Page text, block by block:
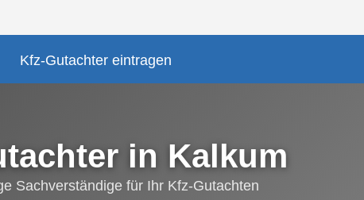
Kfz-Gutachter eintragen
in Kalkum
Sachverständige für Ihr Kfz-Gutachten